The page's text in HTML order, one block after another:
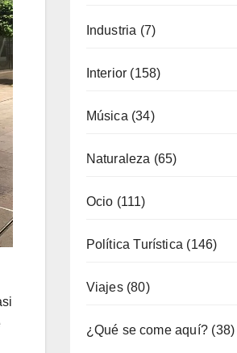
Industria (7)
Interior (158)
Música (34)
Naturaleza (65)
Ocio (111)
Política Turística (146)
Viajes(80)
¿Qué se come aquí? (38)